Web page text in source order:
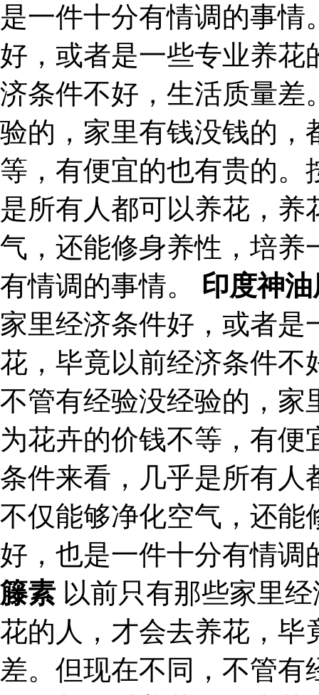
是一件十分有情调的事
好，或者是一些专业养花
济条件不好，生活质量差
验的，家里有钱没钱的，
等，有便宜的也有贵的。
是所有人都可以养花，
气，还能修身养性，培养
有情调的事情。 印度神
家里经济条件好，或者
花，毕竟以前经济条件不
不管有经验没经验的，家
为花卉的价钱不等，有
条件来看，几乎是所有人
不仅能够净化空气，还能
好，也是一件十分有情
籐素以前只有那些家里
花的人，才会去养花，毕
差。但现在不同，不管